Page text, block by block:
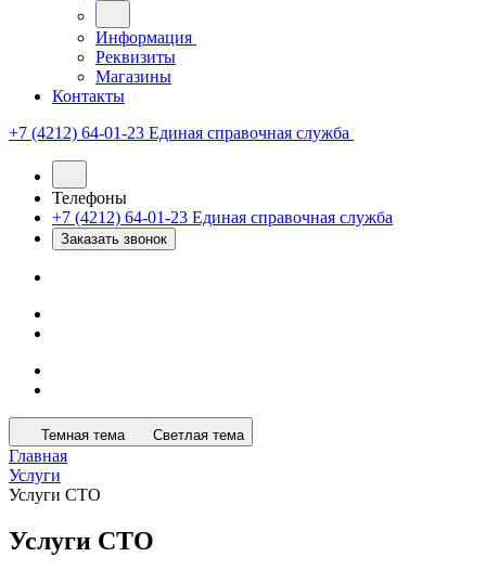
Информация
Реквизиты
Магазины
Контакты
+7 (4212) 64-01-23 Единая справочная служба
Телефоны
+7 (4212) 64-01-23 Единая справочная служба
Заказать звонок
Темная тема Светлая тема
Главная
Услуги
Услуги СТО
Услуги СТО